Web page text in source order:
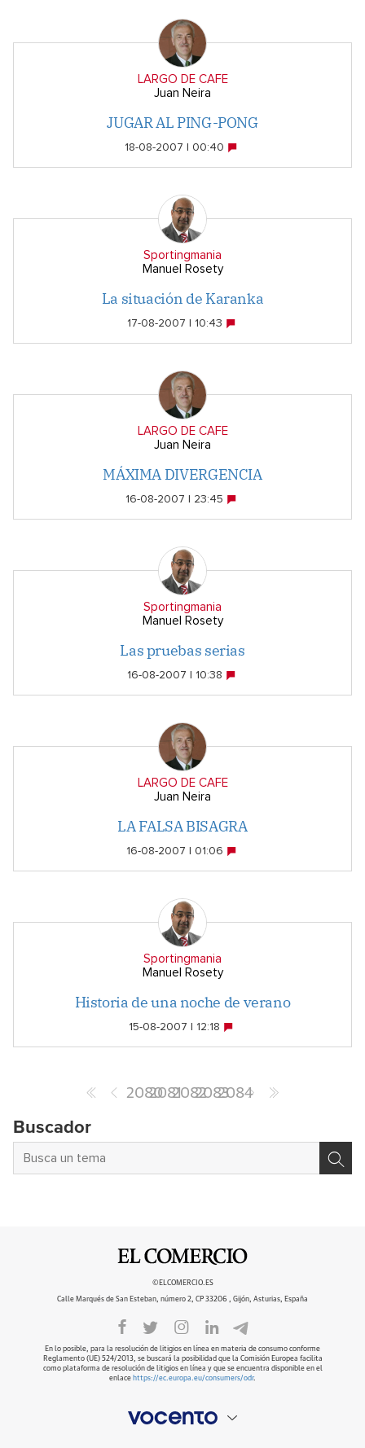
LARGO DE CAFE
Juan Neira
JUGAR AL PING-PONG
18-08-2007 | 00:40
Sportingmania
Manuel Rosety
La situación de Karanka
17-08-2007 | 10:43
LARGO DE CAFE
Juan Neira
MÁXIMA DIVERGENCIA
16-08-2007 | 23:45
Sportingmania
Manuel Rosety
Las pruebas serias
16-08-2007 | 10:38
LARGO DE CAFE
Juan Neira
LA FALSA BISAGRA
16-08-2007 | 01:06
Sportingmania
Manuel Rosety
Historia de una noche de verano
15-08-2007 | 12:18
20802081208220832084
Buscador
©ELCOMERCIO.ES
Calle Marqués de San Esteban, número 2, CP 33206 , Gijón, Asturias, España
En lo posible, para la resolución de litigios en línea en materia de consumo conforme
Reglamento (UE) 524/2013, se buscará la posibilidad que la Comisión Europea facilita
como plataforma de resolución de litigios en línea y que se encuentra disponible en el
enlace https://ec.europa.eu/consumers/odr.